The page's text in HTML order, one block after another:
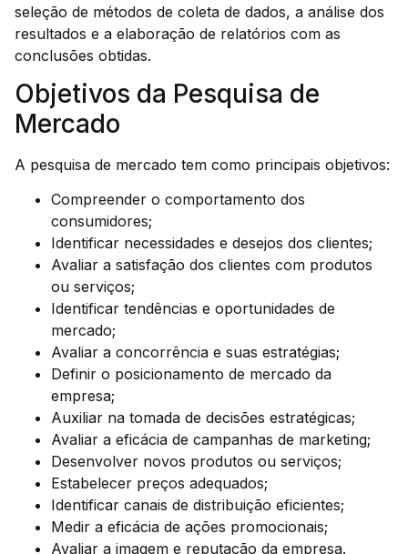
seleção de métodos de coleta de dados, a análise dos
resultados e a elaboração de relatórios com as
conclusões obtidas.
Objetivos da Pesquisa de
Mercado
A pesquisa de mercado tem como principais objetivos:
Compreender o comportamento dos
consumidores;
Identificar necessidades e desejos dos clientes;
Avaliar a satisfação dos clientes com produtos
ou serviços;
Identificar tendências e oportunidades de
mercado;
Avaliar a concorrência e suas estratégias;
Definir o posicionamento de mercado da
empresa;
Auxiliar na tomada de decisões estratégicas;
Avaliar a eficácia de campanhas de marketing;
Desenvolver novos produtos ou serviços;
Estabelecer preços adequados;
Identificar canais de distribuição eficientes;
Medir a eficácia de ações promocionais;
Avaliar a imagem e reputação da empresa.